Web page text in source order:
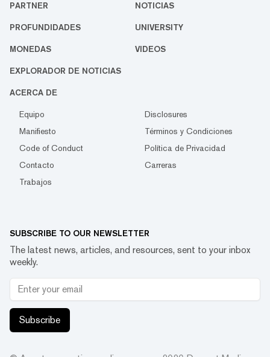
PARTNER NOTICIAS
PROFUNDIDADES UNIVERSITY
MONEDAS VIDEOS
EXPLORADOR DE NOTICIAS
ACERCA DE
Equipo
Disclosures
Manifiesto
Términos y Condiciones
Code of Conduct
Política de Privacidad
Contacto
Carreras
Trabajos
SUBSCRIBE TO OUR NEWSLETTER
The latest news, articles, and resources, sent to your inbox
weekly.
Subscribe